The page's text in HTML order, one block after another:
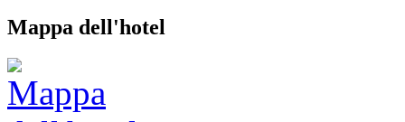
Mappa dell'hotel